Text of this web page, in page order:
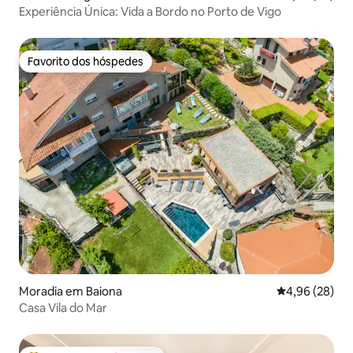
Experiência Única: Vida a Bordo no Porto de Vigo
Favorito dos hóspedes
Favorito dos hóspedes
Moradia em Baiona Classificação
4,96 (28)
Casa Vila do Mar